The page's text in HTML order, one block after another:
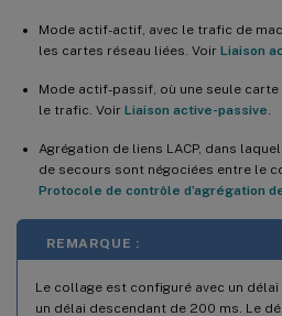
Mode actif-actif, avec le trafic de
les cartes réseau liées. Voir Liaison
Mode actif-passif, où une seule
le trafic. Voir Liaison active-passive
Agrégation de liens LACP, dans
de secours sont négociées entre le
Protocole de contrôle d’agrégation
REMARQUE :
Le collage est configuré avec un
un délai descendant de 200 ms. Le